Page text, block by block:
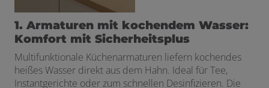
1. Armaturen mit kochendem Wasser:
Komfort mit Sicherheitsplus
Multifunktionale Küchenarmaturen liefern kochendes
heißes Wasser direkt aus dem Hahn. Ideal für Tee,
Instantgerichte oder zum schnellen Desinfizieren. Die